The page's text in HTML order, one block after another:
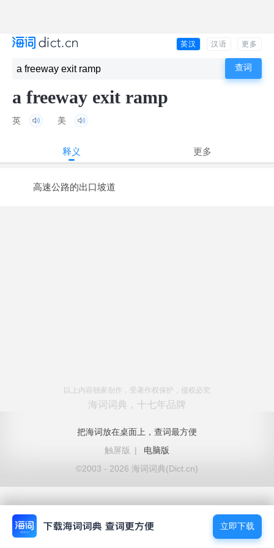
英汉 汉语 更多
a freeway exit ramp
英 美
释义 更多
高速公路的出口坡道
以上内容独家创作，受著作权保护，侵权必究
海词词典，十七年品牌
把海词放在桌面上，查词最方便
触屏版
|
电脑版
©2003 - 2026 海词词典(Dict.cn)
立即下载
立即下载